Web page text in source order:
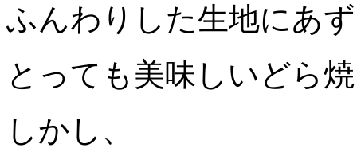
ふんわりした生地にあ
とっても美味しいどら
しかし、